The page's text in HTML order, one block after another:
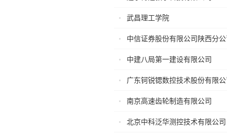
武昌理工学院
中信证券股份有限公司陕西分
中建八局第一建设有限公司
广东钶锐锶数控技术股份有限
南京高速齿轮制造有限公司
北京中科泛华测控技术有限公司